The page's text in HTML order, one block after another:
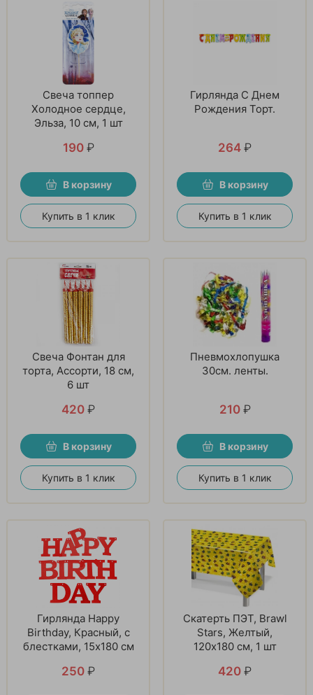
Свеча топпер
Холодное сердце,
Эльза, 10 см, 1 шт
190 ₽
В корзину
Купить в 1 клик
Гирлянда С Днем
Рождения Торт.
264 ₽
В корзину
Купить в 1 клик
Свеча Фонтан для
торта, Ассорти, 18 см,
6 шт
420 ₽
В корзину
Купить в 1 клик
Пневмохлопушка
30см. ленты.
210 ₽
В корзину
Купить в 1 клик
Гирлянда Happy
Birthday, Красный, с
блестками, 15х180 см
250 ₽
Скатерть ПЭТ, Brawl
Stars, Желтый,
120х180 см, 1 шт
420 ₽